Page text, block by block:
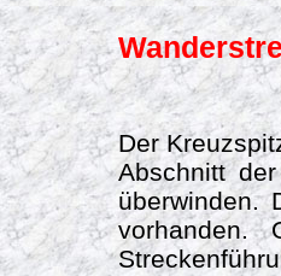
Der
Abschnitt
überwinden.
vorhanden.